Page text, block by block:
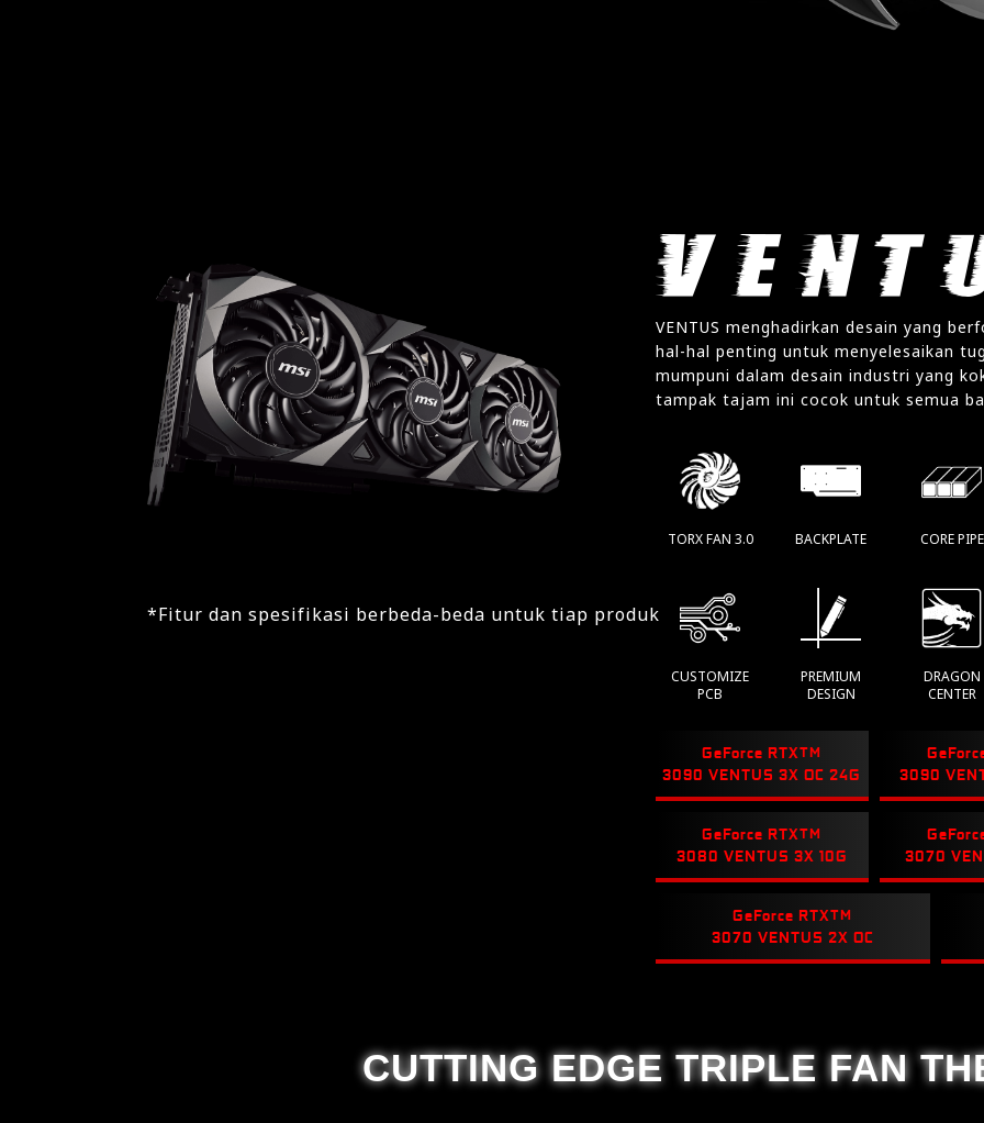
*Fitur dan spesifikasi berbeda-beda untuk tiap produk
VENTUS menghadirkan desain yang
hal-hal penting untuk menyelesaikan
mumpuni dalam desain industri yang
tampak tajam ini cocok untuk semua
TORX FAN 3.0 BACKPLATE CORE PIPE
CUSTOMIZE
PCB
PREMIUM
DESIGN
DRAGON
CENTER
GeForce RTXTM
3090 VENTUS 3X OC 24G 3090
GeForce RTXTM
3080 VENTUS 3X 10G 3070
GeForce RTXTM
3070 VENTUS 2X OC
CUTTING EDGE TRIPLE FAN